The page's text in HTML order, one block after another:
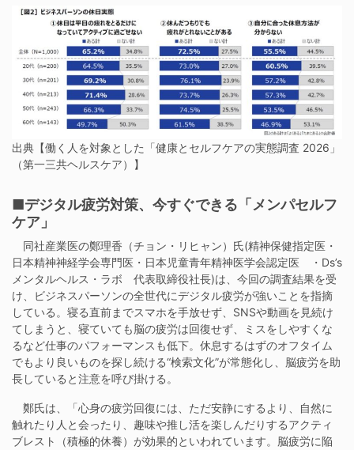
出典【働く人を対象とした「健康とセルフケアの実態調査 2026」
（第一三共ヘルスケア）】
■デジタル疲労対策、今すぐできる「メンパセルフ
ケア」
同社産業医の鄭理香（チョン・リヒャン）氏(精神保健指定医・
日本精神神経学会専門医・日本児童青年精神医学会認定医 ・Ds’s
メンタルヘルス・ラボ 代表取締役社長)は、今回の調査結果を受
け、ビジネスパーソンの全世代にデジタル疲労が強いことを指摘
している。寝る直前までスマホを手放せず、SNSや動画を見続け
てしまうと、寝ていても脳の疲労は回復せず、ミスをしやすくな
るなど仕事のパフォーマンスも低下。休息するはずのオフタイム
でもより良いものを探し続ける“検索文化”が常態化し、脳疲労を助
長していると注意を呼び掛ける。
鄭氏は、「心身の疲労回復には、ただ安静にするより、自然に
触れたり人と会ったり、趣味や推し活を楽しんだりするアクティ
ブレスト（積極的休養）が効果的といわれています。脳疲労に陥